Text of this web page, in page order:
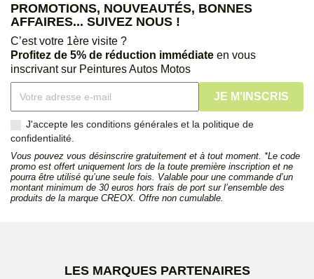
PROMOTIONS, NOUVEAUTÉS, BONNES
AFFAIRES... SUIVEZ NOUS !
C’est votre 1ère visite ?
Profitez de 5% de réduction immédiate en vous
inscrivant sur Peintures Autos Motos
J'accepte les conditions générales et la politique de
confidentialité.
Vous pouvez vous désinscrire gratuitement et à tout moment. *Le code
promo est offert uniquement lors de la toute première inscription et ne
pourra être utilisé qu’une seule fois. Valable pour une commande d’un
montant minimum de 30 euros hors frais de port sur l’ensemble des
produits de la marque CREOX. Offre non cumulable.
LES MARQUES PARTENAIRES